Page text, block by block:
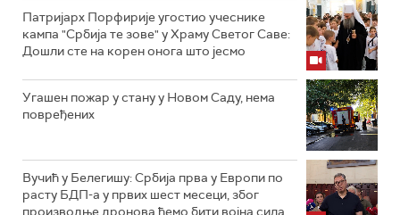
Патријарх Порфирије угостио учеснике
кампа "Србија те зове" у Храму Светог Саве:
Дошли сте на корен онога што јесмо
Угашен пожар у стану у Новом Саду, нема
повређених
Вучић у Белегишу: Србија прва у Европи по
расту БДП-а у првих шест месеци, због
производње дронова ћемо бити војна сила